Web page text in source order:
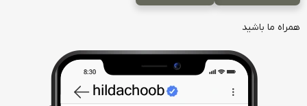
همراه ما باشید